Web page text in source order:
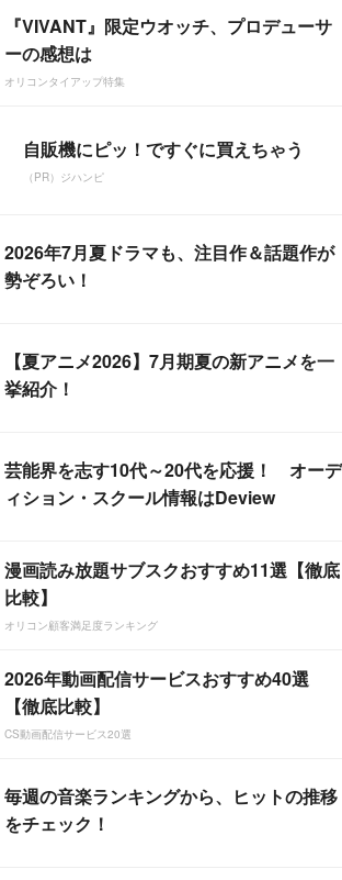
『VIVANT』限定ウオッチ、プロデューサ
ーの感想は
オリコンタイアップ特集
自販機にピッ！ですぐに買えちゃう
（PR）ジハンピ
2026年7月夏ドラマも、注目作＆話題作が
勢ぞろい！
【夏アニメ2026】7月期夏の新アニメを一
挙紹介！
芸能界を志す10代～20代を応援！ オーデ
ィション・スクール情報はDeview
漫画読み放題サブスクおすすめ11選【徹底
比較】
オリコン顧客満足度ランキング
2026年動画配信サービスおすすめ40選
【徹底比較】
CS動画配信サービス20選
毎週の音楽ランキングから、ヒットの推移
をチェック！